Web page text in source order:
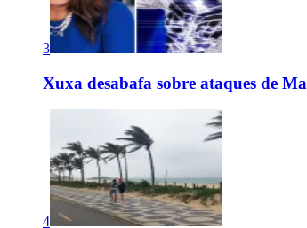
3
Xuxa desabafa sobre ataques de
4